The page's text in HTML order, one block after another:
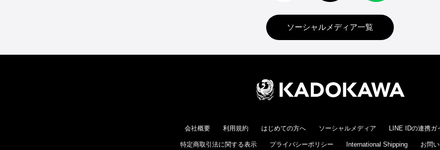
ソーシャルメディア一覧
会社概要 利用規約 はじめての方へ ソーシャルメディア LINE IDの連携ガ
特定商取引法に関する表示 プライバシーポリシー International Shipping お問